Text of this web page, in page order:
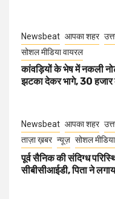
Newsbeat आपका शहर
सोशल मीडिया वायरल
कांवड़ियों के भेष में नकली
झटका देकर भागे, 30
Newsbeat आपका शहर
ताज़ा ख़बर न्यूज़ सोशल
पूर्व सैनिक की संदिग्ध
सीबीसीआईडी, पिता ने